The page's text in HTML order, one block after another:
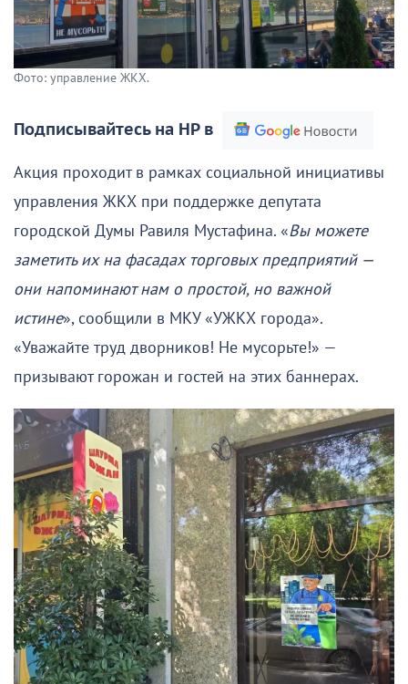
Фото: управление ЖКХ.
Подписывайтесь на НР в
Акция проходит в рамках социальной инициативы
управления ЖКХ при поддержке депутата
городской Думы Равиля Мустафина. «Вы можете
заметить их на фасадах торговых предприятий —
они напоминают нам о простой, но важной
истине», сообщили в МКУ «УЖКХ города».
«Уважайте труд дворников! Не мусорьте!» —
призывают горожан и гостей на этих баннерах.